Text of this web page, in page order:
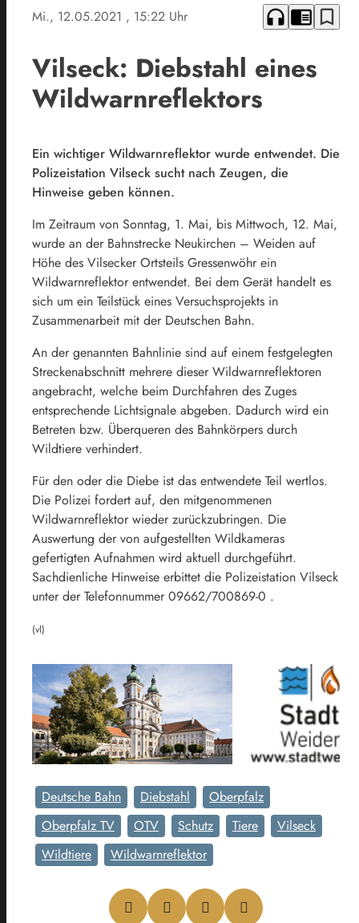
Mi., 12.05.2021 , 15:22 Uhr headphones chrome_reader_mode bookmark_border
Vilseck: Diebstahl eines
Wildwarnreflektors
Ein wichtiger Wildwarnreflektor wurde entwendet. Die
Polizeistation Vilseck sucht nach Zeugen, die
Hinweise geben können.
Im Zeitraum von Sonntag, 1. Mai, bis Mittwoch, 12. Mai,
wurde an der Bahnstrecke Neukirchen – Weiden auf
Höhe des Vilsecker Ortsteils Gressenwöhr ein
Wildwarnreflektor entwendet. Bei dem Gerät handelt es
sich um ein Teilstück eines Versuchsprojekts in
Zusammenarbeit mit der Deutschen Bahn.
An der genannten Bahnlinie sind auf einem festgelegten
Streckenabschnitt mehrere dieser Wildwarnreflektoren
angebracht, welche beim Durchfahren des Zuges
entsprechende Lichtsignale abgeben. Dadurch wird ein
Betreten bzw. Überqueren des Bahnkörpers durch
Wildtiere verhindert.
Für den oder die Diebe ist das entwendete Teil wertlos.
Die Polizei fordert auf, den mitgenommenen
Wildwarnreflektor wieder zurückzubringen. Die
Auswertung der von aufgestellten Wildkameras
gefertigten Aufnahmen wird aktuell durchgeführt.
Sachdienliche Hinweise erbittet die Polizeistation Vilseck
unter der Telefonnummer 09662/700869-0 .
(vl)
Deutsche Bahn Diebstahl
Oberpfalz
Oberpfalz TV
OTV Schutz Tiere
Vilseck
Wildtiere
Wildwarnreflektor